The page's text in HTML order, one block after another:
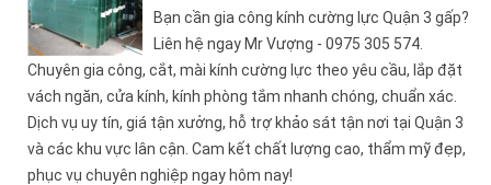
Bạn cần gia công kính cường lực Quận 3 gấp?
Liên hệ ngay Mr Vượng - 0975 305 574.
Chuyên gia công, cắt, mài kính cường lực theo yêu cầu, lắp đặt
vách ngăn, cửa kính, kính phòng tắm nhanh chóng, chuẩn xác.
Dịch vụ uy tín, giá tận xưởng, hỗ trợ khảo sát tận nơi tại Quận 3
và các khu vực lân cận. Cam kết chất lượng cao, thẩm mỹ đẹp,
phục vụ chuyên nghiệp ngay hôm nay!